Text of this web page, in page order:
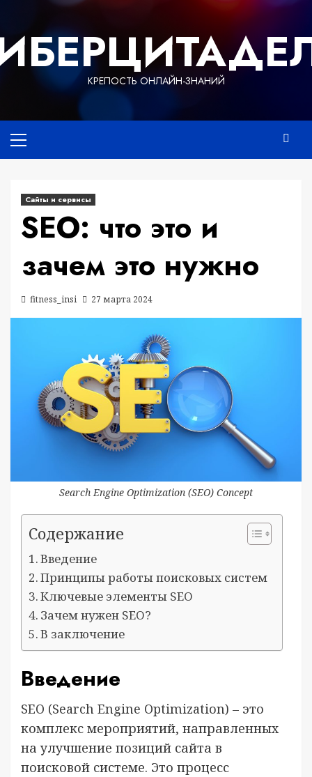
содержимому
КРЕПОСТЬ ОНЛАЙН-ЗНАНИЙ
меню
Сайты и сервисы
SEO: что это и
зачем это нужно
fitness_insi 27 марта 2024
Search Engine Optimization (SEO) Concept
Содержание
Введение
Принципы работы поисковых систем
Ключевые элементы SEO
Зачем нужен SEO?
В заключение
Введение
SEO (Search Engine Optimization) – это
комплекс мероприятий, направленных
на улучшение позиций сайта в
поисковой системе. Это процесс